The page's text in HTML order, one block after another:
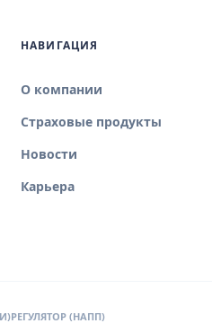
НАВИГАЦИЯ
О компании
Страховые продукты
Новости
Карьера
РЕГУЛЯТОР (НАПП)